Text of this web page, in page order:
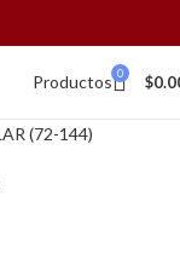
Productos 0 $